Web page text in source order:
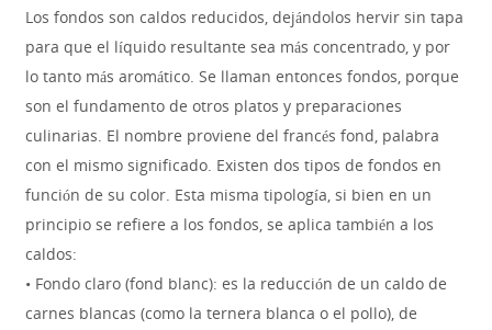
Los fondos son caldos reducidos, dejándolos hervir sin tapa
para que el líquido resultante sea más concentrado, y por
lo tanto más aromático. Se llaman entonces fondos, porque
son el fundamento de otros platos y preparaciones
culinarias. El nombre proviene del francés fond, palabra
con el mismo significado. Existen dos tipos de fondos en
función de su color. Esta misma tipología, si bien en un
principio se refiere a los fondos, se aplica también a los
caldos:
• Fondo claro (fond blanc): es la reducción de un caldo de
carnes blancas (como la ternera blanca o el pollo), de